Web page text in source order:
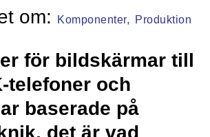
Komponenter, Produktion
för bildskärmar till
telefoner och
baserade på
det är vad